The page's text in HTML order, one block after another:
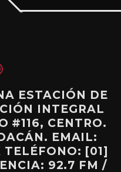
ESTACIÓN DE
INTEGRAL
#116, CENTRO.
EMAIL:
[01]
92.7 FM /